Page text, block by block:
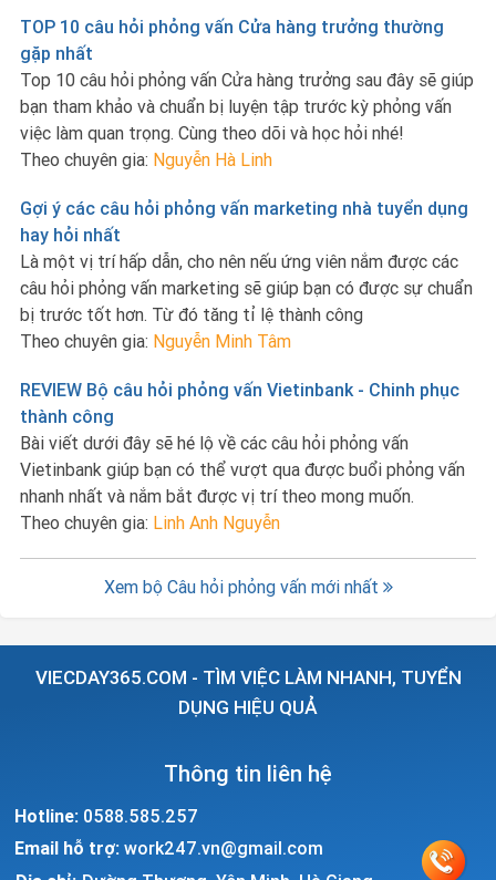
TOP 10 câu hỏi phỏng vấn Cửa hàng trưởng thường
gặp nhất
Top 10 câu hỏi phỏng vấn Cửa hàng trưởng sau đây sẽ giúp
bạn tham khảo và chuẩn bị luyện tập trước kỳ phỏng vấn
việc làm quan trọng. Cùng theo dõi và học hỏi nhé!
Theo chuyên gia: Nguyễn Hà Linh
Gợi ý các câu hỏi phỏng vấn marketing nhà tuyển dụng
hay hỏi nhất
Là một vị trí hấp dẫn, cho nên nếu ứng viên nắm được các
câu hỏi phỏng vấn marketing sẽ giúp bạn có được sự chuẩn
bị trước tốt hơn. Từ đó tăng tỉ lệ thành công
Theo chuyên gia: Nguyễn Minh Tâm
REVIEW Bộ câu hỏi phỏng vấn Vietinbank - Chinh phục
thành công
Bài viết dưới đây sẽ hé lộ về các câu hỏi phỏng vấn
Vietinbank giúp bạn có thể vượt qua được buổi phỏng vấn
nhanh nhất và nắm bắt được vị trí theo mong muốn.
Theo chuyên gia: Linh Anh Nguyễn
Xem bộ Câu hỏi phỏng vấn mới nhất
VIECDAY365.COM - TÌM VIỆC LÀM NHANH, TUYỂN
DỤNG HIỆU QUẢ
Thông tin liên hệ
Hotline: 0588.585.257
Email hỗ trợ: work247.vn@gmail.com